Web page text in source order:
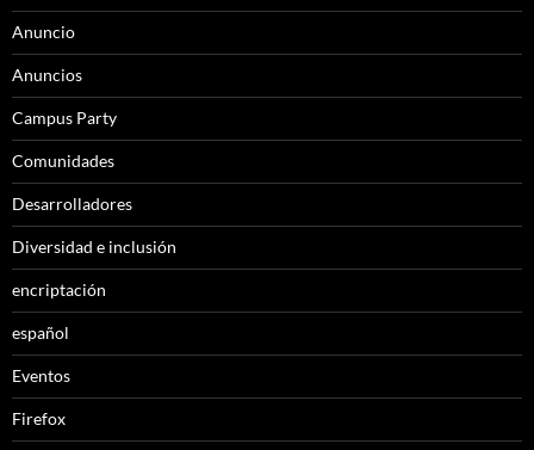
Anuncio
Anuncios
Campus Party
Comunidades
Desarrolladores
Diversidad e inclusión
encriptación
español
Eventos
Firefox